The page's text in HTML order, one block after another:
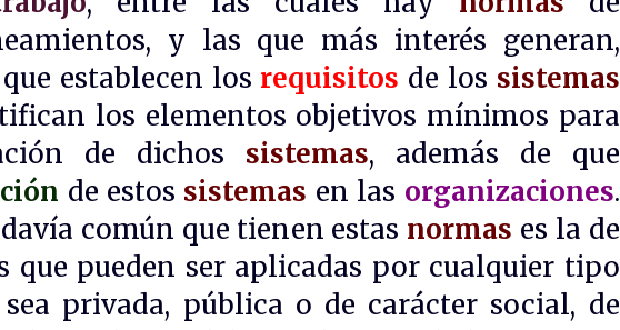
y las que más interés generan,
establecen los requisitos de los sistemas
los elementos objetivos mínimos para
de dichos sistemas, además de que
de estos sistemas en las organizaciones.
común que tienen estas normas es la de
que pueden ser aplicadas por cualquier tipo
privada, pública o de carácter social, de